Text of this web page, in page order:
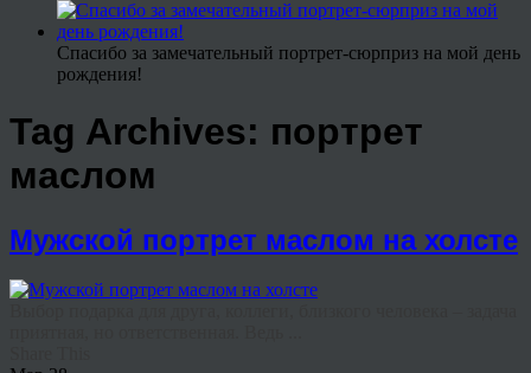
Спасибо за замечательный портрет-сюрприз на мой день
рождения!
Tag Archives: портрет
маслом
Мужской портрет маслом на холсте